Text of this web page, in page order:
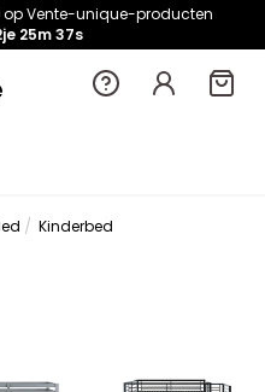
op Vente-unique-producten
25m37s
Kinderbed